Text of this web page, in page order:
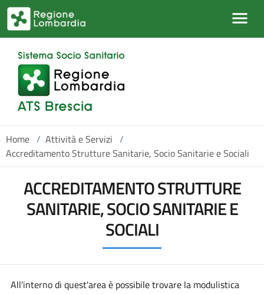
Salta al contenuto principale
Home / Attività e Servizi /
Accreditamento Strutture Sanitarie, Socio Sanitarie e Sociali
ACCREDITAMENTO STRUTTURE
SANITARIE, SOCIO SANITARIE E
SOCIALI
All'interno di quest'area è possibile trovare la modulistica